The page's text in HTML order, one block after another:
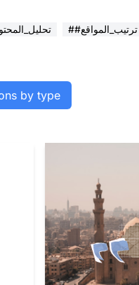
##ترتيب_المواقع
by type